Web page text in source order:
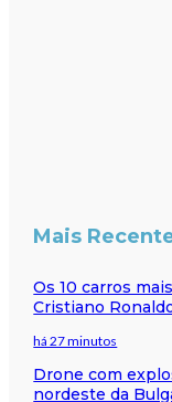
Mais
Os 10 carros
Cristiano
há 27 minutos
Drone com
nordeste da